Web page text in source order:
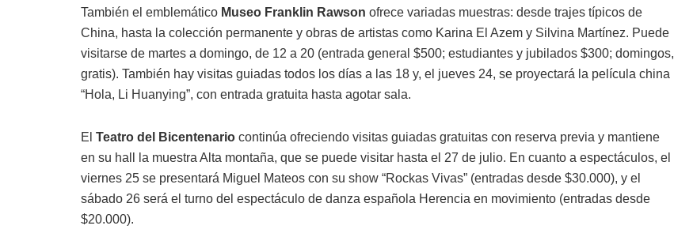
También el emblemático Museo Franklin Rawson ofrece variadas muestras: desde trajes típicos de
China, hasta la colección permanente y obras de artistas como Karina El Azem y Silvina Martínez. Puede
visitarse de martes a domingo, de 12 a 20 (entrada general $500; estudiantes y jubilados $300; domingos,
gratis). También hay visitas guiadas todos los días a las 18 y, el jueves 24, se proyectará la película china
“Hola, Li Huanying”, con entrada gratuita hasta agotar sala.
El Teatro del Bicentenario continúa ofreciendo visitas guiadas gratuitas con reserva previa y mantiene
en su hall la muestra Alta montaña, que se puede visitar hasta el 27 de julio. En cuanto a espectáculos, el
viernes 25 se presentará Miguel Mateos con su show “Rockas Vivas” (entradas desde $30.000), y el
sábado 26 será el turno del espectáculo de danza española Herencia en movimiento (entradas desde
$20.000).